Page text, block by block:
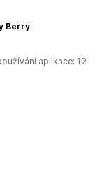
Berry
aplikace: 12